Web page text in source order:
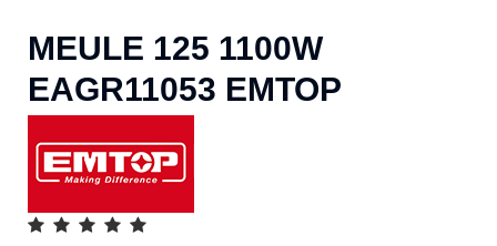
MEULE 125 1100W
EAGR11053 EMTOP